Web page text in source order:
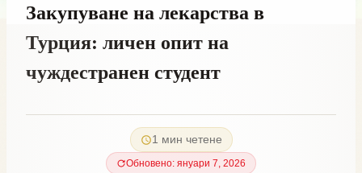
Закупуване на лекарства в
Турция: личен опит на
чуждестранен студент
1 мин четене
Обновено: януари 7, 2026